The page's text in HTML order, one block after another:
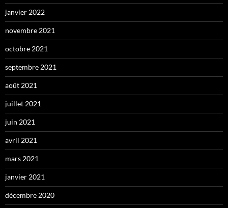
janvier 2022
novembre 2021
octobre 2021
septembre 2021
août 2021
juillet 2021
juin 2021
avril 2021
mars 2021
janvier 2021
décembre 2020